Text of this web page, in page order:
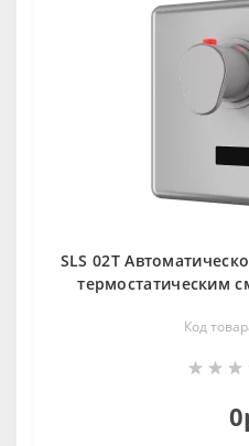
SLS 02T
термостатическим
Код